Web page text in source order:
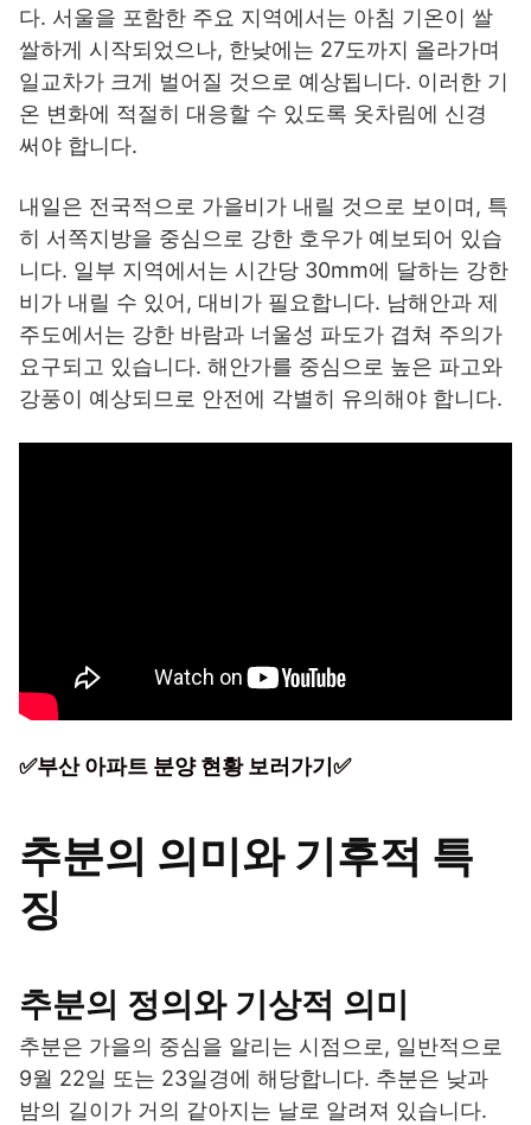
다. 서울을 포함한 주요 지역에서는 아침 기온이 쌀
쌀하게 시작되었으나, 한낮에는 27도까지 올라가며
일교차가 크게 벌어질 것으로 예상됩니다. 이러한 기
온 변화에 적절히 대응할 수 있도록 옷차림에 신경
써야 합니다.
내일은 전국적으로 가을비가 내릴 것으로 보이며, 특
히 서쪽지방을 중심으로 강한 호우가 예보되어 있습
니다. 일부 지역에서는 시간당 30mm에 달하는 강한
비가 내릴 수 있어, 대비가 필요합니다. 남해안과 제
주도에서는 강한 바람과 너울성 파도가 겹쳐 주의가
요구되고 있습니다. 해안가를 중심으로 높은 파고와
강풍이 예상되므로 안전에 각별히 유의해야 합니다.
✅부산 아파트 분양 현황 보러가기✅
추분의 의미와 기후적 특
징
추분의 정의와 기상적 의미
추분은 가을의 중심을 알리는 시점으로, 일반적으로
9월 22일 또는 23일경에 해당합니다. 추분은 낮과
밤의 길이가 거의 같아지는 날로 알려져 있습니다.